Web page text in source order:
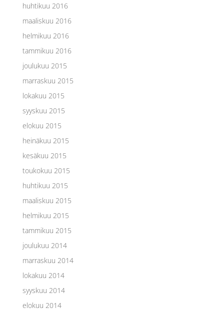
huhtikuu 2016
maaliskuu 2016
helmikuu 2016
tammikuu 2016
joulukuu 2015
marraskuu 2015
lokakuu 2015
syyskuu 2015
elokuu 2015
heinäkuu 2015
kesäkuu 2015
toukokuu 2015
huhtikuu 2015
maaliskuu 2015
helmikuu 2015
tammikuu 2015
joulukuu 2014
marraskuu 2014
lokakuu 2014
syyskuu 2014
elokuu 2014